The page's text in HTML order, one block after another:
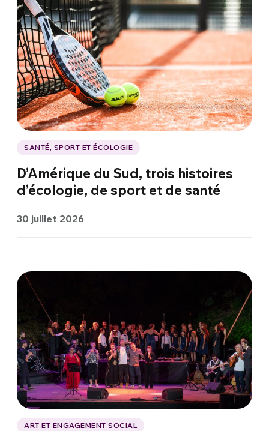
SANTÉ, SPORT ET ÉCOLOGIE
D’Amérique du Sud, trois histoires
d’écologie, de sport et de santé
30 juillet 2026
ART ET ENGAGEMENT SOCIAL